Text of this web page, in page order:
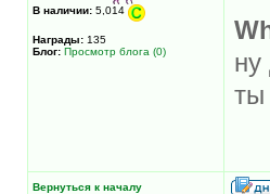
В наличии: 5,014
Награды: 135
Блог: Просмотр блога (0)
ну
ты
Вернуться к началу